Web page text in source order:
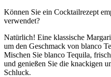
Können Sie ein Cocktailrezept
verwendet?
Natürlich! Eine klassische
um den Geschmack von blanco
Mischen Sie blanco Tequila,
und genießen Sie die knackigen
Schluck.